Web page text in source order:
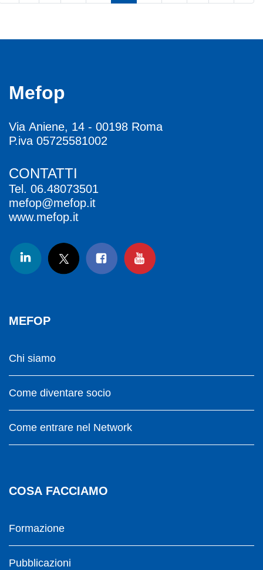
Mefop
Via Aniene, 14 - 00198 Roma
P.iva 05725581002
CONTATTI
Tel. 06.48073501
mefop@mefop.it
www.mefop.it
MEFOP
Chi siamo
Come diventare socio
Come entrare nel Network
COSA FACCIAMO
Formazione
Pubblicazioni